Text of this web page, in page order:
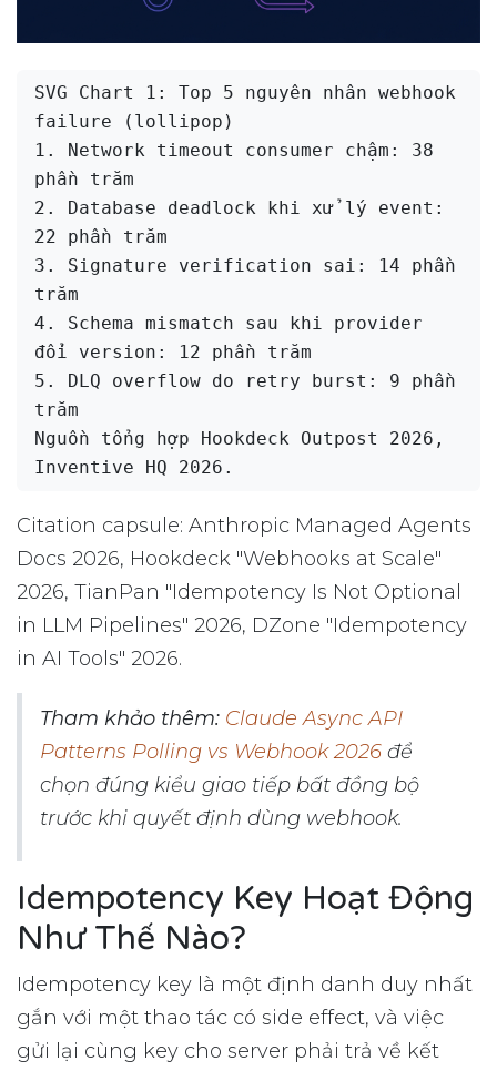
SVG Chart 1: Top 5 nguyên nhân webhook
failure (lollipop)
1. Network timeout consumer chậm: 38
phần trăm
2. Database deadlock khi xử lý event:
22 phần trăm
3. Signature verification sai: 14 phần
trăm
4. Schema mismatch sau khi provider
đổi version: 12 phần trăm
5. DLQ overflow do retry burst: 9 phần
trăm
Nguồn tổng hợp Hookdeck Outpost 2026,
Citation capsule: Anthropic Managed Agents
Docs 2026, Hookdeck "Webhooks at Scale"
2026, TianPan "Idempotency Is Not Optional
in LLM Pipelines" 2026, DZone "Idempotency
in AI Tools" 2026.
Tham khảo thêm: Claude Async API
Patterns Polling vs Webhook 2026 để
chọn đúng kiểu giao tiếp bất đồng bộ
trước khi quyết định dùng webhook.
Idempotency Key Hoạt Động
Như Thế Nào?
Idempotency key là một định danh duy nhất
gắn với một thao tác có side effect, và việc
gửi lại cùng key cho server phải trả về kết